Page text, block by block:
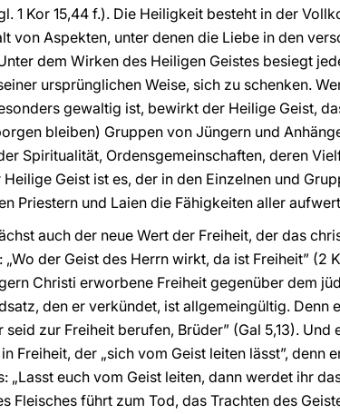
1 Kor 15,44 f.). Die Heiligkeit besteht in der
von Aspekten, unter denen die Liebe in den
dem Wirken des Heiligen Geistes besiegt
ursprünglichen Weise, sich zu schenken.
gewaltig ist, bewirkt der Heilige Geist,
bleiben) Gruppen von Jüngern und
Spiritualität, Ordensgemeinschaften, deren
Geist ist es, der in den Einzelnen und
Priestern und Laien die Fähigkeiten aller
auch der neue Wert der Freiheit, der das
der Geist des Herrn wirkt, da ist Freiheit” (2
Christi erworbene Freiheit gegenüber dem
den er verkündet, ist allgemeingültig. Denn
zur Freiheit berufen, Brüder” (Gal 5,13). Und
Freiheit, der „sich vom Geist leiten lässt”, denn
euch vom Geist leiten, dann werdet ihr
Fleisches führt zum Tod, das Trachten des